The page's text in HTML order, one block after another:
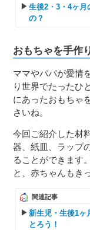
生後2・3・4ヶ月
の？
おもちゃを手作
ママやパパが愛情
り世界でたったひ
にあったおもちゃ
さいね。
今回ご紹介した材
器、紙皿、ラップ
ることができます
と、赤ちゃんもき
関連記事
新生児・生後1ヶ
とろう！